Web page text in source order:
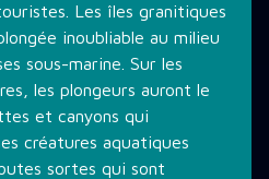
Les îles granitiques
inoubliable au milieu
sous-marine. Sur les
les plongeurs auront le
et canyons qui
créatures aquatiques
sortes qui sont